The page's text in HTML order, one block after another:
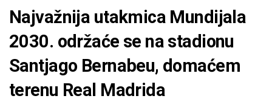
Najvažnija utakmica Mundijala
2030. održaće se na stadionu
Santjago Bernabeu, domaćem
terenu Real Madrida